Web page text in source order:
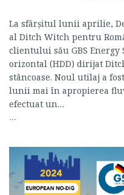
La sfârșitul lunii aprilie,
al Ditch Witch pentru
clientului său GBS
orizontal (HDD) dirijat
stâncoase. Noul utilaj a
lunii mai în apropierea
efectuat un…
...